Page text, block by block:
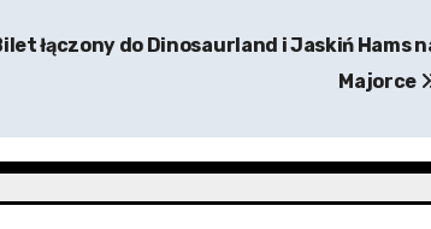
łączony do Dinosaurland i Jaskiń Hams
Majorce